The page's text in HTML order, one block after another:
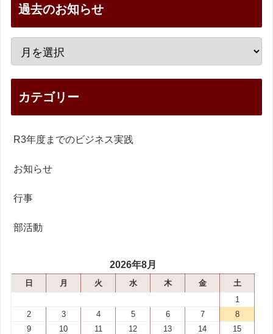
過去のお知らせ
カテゴリー
R3年度までのビジネス実践
お知らせ
行事
部活動
2026年8月
日 月 火 水 木 金
土
1
2
3 4 5 6 7
8
9
10 11 12 13 14
15